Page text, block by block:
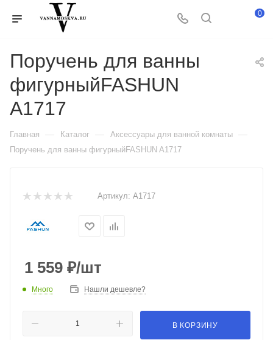
0
Поручень для ванны
фигурныйFASHUN
A1717
Главная — Каталог — Аксессуары для ванной комнаты —
Поручень для ванны фигурныйFASHUN A1717
Артикул: A1717
1 559 ₽/шт
Много Нашли дешевле?
В КОРЗИНУ